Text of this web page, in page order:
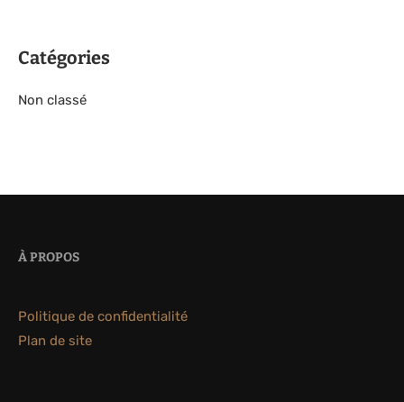
Catégories
Non classé
À PROPOS
Politique de confidentialité
Plan de site